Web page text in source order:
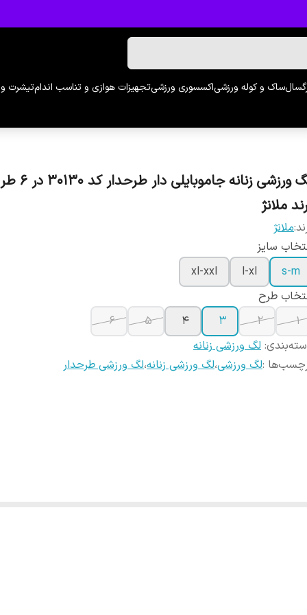
ساک و کوله ورزشیاکسسوری ورزشیتجهیزات هوازی و تناسب اندامتیشرت و
لگ ورزشی زنانه
ملانژ
ملانژ
سایز
s-m
l-xl
xl-xxl
طرح
1
2
3
4
5
6
: لگ ورزشی زنانه
:لگ ورزشی،لگ ورزشی زنانه،لگ ورزشی طرحدار